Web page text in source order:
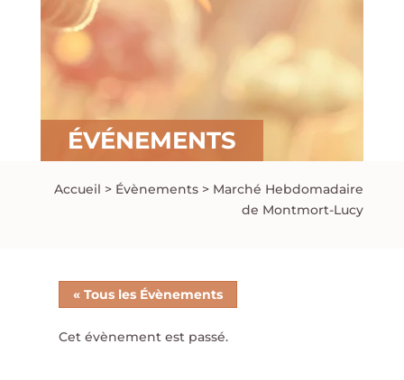
ÉVÉNEMENTS
Accueil > Évènements > Marché Hebdomadaire
de Montmort-Lucy
« Tous les Évènements
Cet évènement est passé.